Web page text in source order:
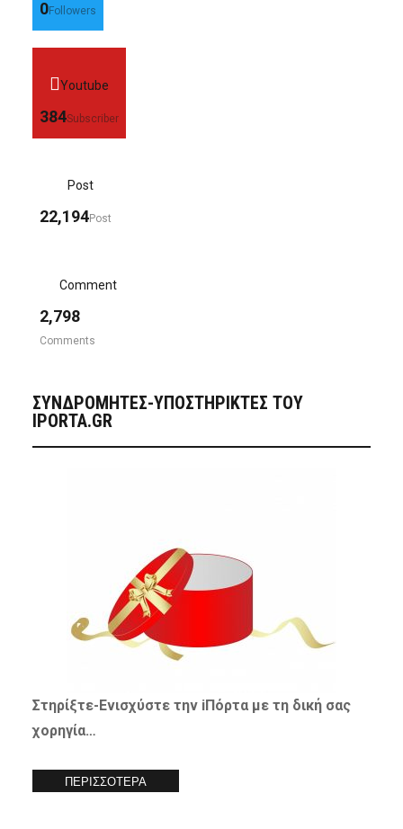
0Followers
Youtube
384Subscriber
Post
22,194Post
Comment
2,798
Comments
ΣΥΝΔΡΟΜΗΤΈΣ-ΥΠΟΣΤΗΡΙΚΤΈΣ ΤΟΥ
IPORTA.GR
Στηρίξτε- Ενισχύστετην iΠόρτα με τη δική σας
χορηγία…
ΠΕΡΙΣΣΟΤΕΡΑ